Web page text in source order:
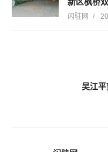
新区枫桥
闪驻网
吴江